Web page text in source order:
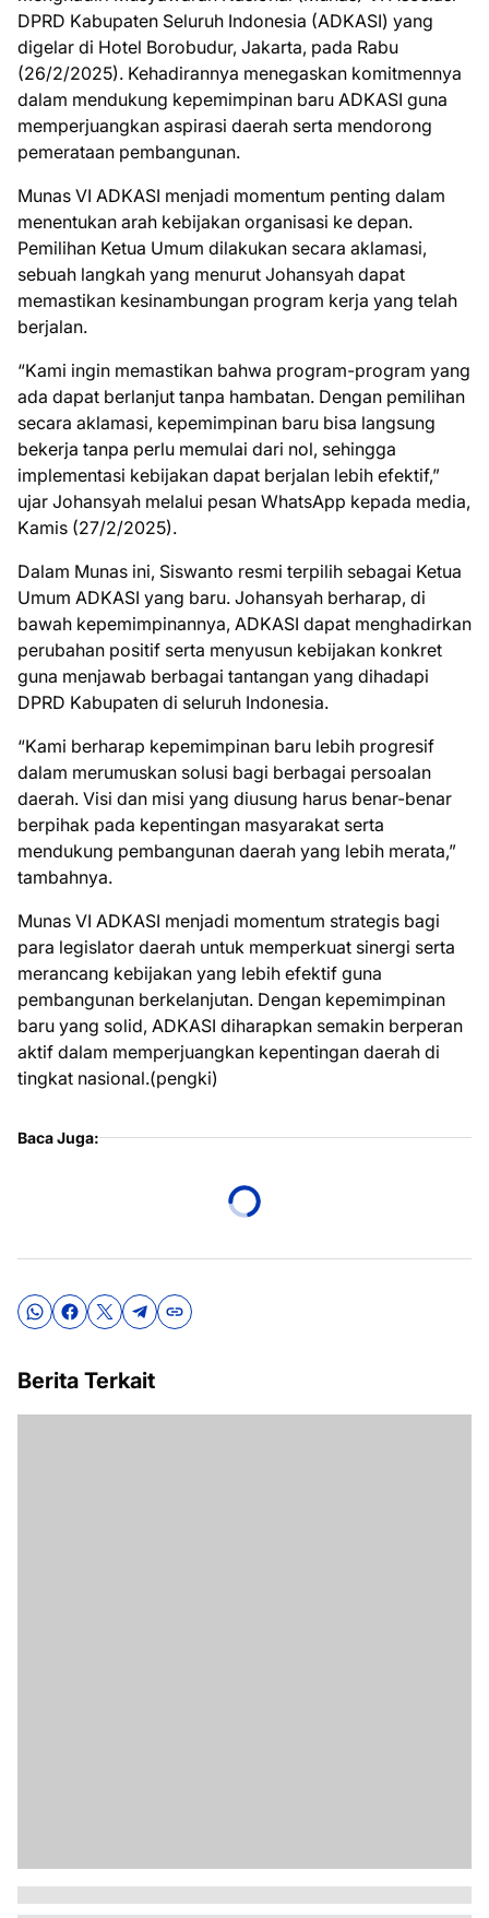
DPRD Kabupaten Seluruh Indonesia (ADKASI) yang
digelar di Hotel Borobudur, Jakarta, pada Rabu
(26/2/2025). Kehadirannya menegaskan komitmennya
dalam mendukung kepemimpinan baru ADKASI guna
memperjuangkan aspirasi daerah serta mendorong
pemerataan pembangunan.
Munas VI ADKASI menjadi momentum penting dalam
menentukan arah kebijakan organisasi ke depan.
Pemilihan Ketua Umum dilakukan secara aklamasi,
sebuah langkah yang menurut Johansyah dapat
memastikan kesinambungan program kerja yang telah
berjalan.
“Kami ingin memastikan bahwa program-program yang
ada dapat berlanjut tanpa hambatan. Dengan pemilihan
secara aklamasi, kepemimpinan baru bisa langsung
bekerja tanpa perlu memulai dari nol, sehingga
implementasi kebijakan dapat berjalan lebih efektif,”
ujar Johansyah melalui pesan WhatsApp kepada media,
Kamis (27/2/2025).
Dalam Munas ini, Siswanto resmi terpilih sebagai Ketua
Umum ADKASI yang baru. Johansyah berharap, di
bawah kepemimpinannya, ADKASI dapat menghadirkan
perubahan positif serta menyusun kebijakan konkret
guna menjawab berbagai tantangan yang dihadapi
DPRD Kabupaten di seluruh Indonesia.
“Kami berharap kepemimpinan baru lebih progresif
dalam merumuskan solusi bagi berbagai persoalan
daerah. Visi dan misi yang diusung harus benar-benar
berpihak pada kepentingan masyarakat serta
mendukung pembangunan daerah yang lebih merata,”
tambahnya.
Munas VI ADKASI menjadi momentum strategis bagi
para legislator daerah untuk memperkuat sinergi serta
merancang kebijakan yang lebih efektif guna
pembangunan berkelanjutan. Dengan kepemimpinan
baru yang solid, ADKASI diharapkan semakin berperan
aktif dalam memperjuangkan kepentingan daerah di
tingkat nasional.(pengki)
Baca Juga:
Berita Terkait